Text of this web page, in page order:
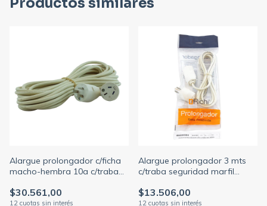
Alargue prolongador c/ficha
macho-hembra 10a c/traba
marfil
$30.561,00
Alargue prolongador 3 mts
c/traba seguridad marfil
$13.506,00